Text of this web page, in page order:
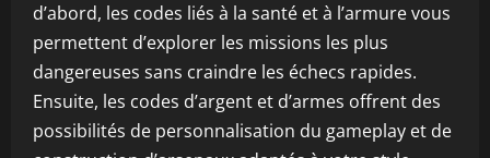
d’abord, les codes liés à la santé et à l’armure vous
permettent d’explorer les missions les plus
dangereuses sans craindre les échecs rapides.
Ensuite, les codes d’argent et d’armes offrent des
possibilités de personnalisation du gameplay et de